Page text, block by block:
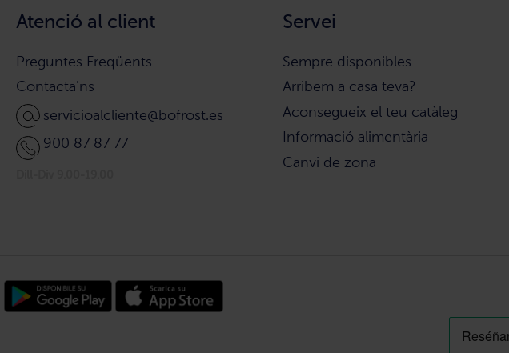
Atenció al client
Preguntes Freqüents
Contacta'ns
servicioalcliente@bofrost.es
900 87 87 77
Servei
Sempre disponibles
Arribem a casa teva?
Aconsegueix el teu catàleg
Informació alimentària
Canvi de zona